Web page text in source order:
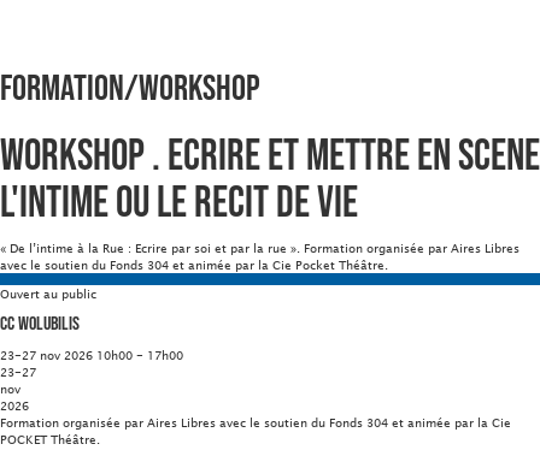
Formation/Workshop
Workshop . Ecrire et mettre en scene
l'intime ou le recit de vie
« De l’intime à la Rue : Ecrire par soi et par la rue ». Formation organisée par Aires Libres
avec le soutien du Fonds 304 et animée par la Cie Pocket Théâtre.
Ouvert au public
CC Wolubilis
23-27 nov 2026 10h00 - 17h00
23-27
nov
2026
Formation organisée par Aires Libres avec le soutien du Fonds 304 et animée par la Cie
POCKET Théâtre.